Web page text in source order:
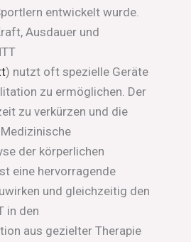
entwickelt wurde.
Ausdauer und
) nutzt oft spezielle Geräte
zu ermöglichen. Der
zu verkürzen und die
der körperlichen
eine hervorragende
und gleichzeitig den
in den
aus gezielter Therapie